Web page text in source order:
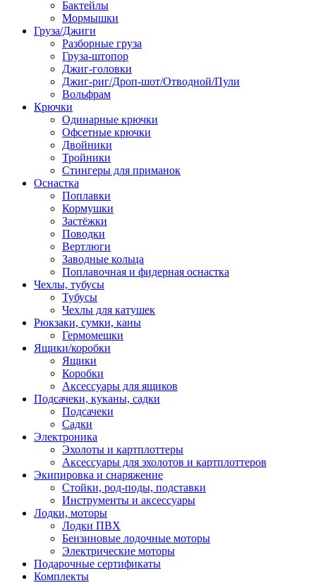
Бактейлы
Мормышки
Груза/Джиги
Разборные груза
Груза-штопор
Джиг-головки
Джиг-риг/Дроп-шот/Отводной/Пули
Вольфрам
Крючки
Одинарные крючки
Офсетные крючки
Двойники
Тройники
Стингеры для приманок
Оснастка
Поплавки
Кормушки
Застёжки
Поводки
Вертлюги
Заводные кольца
Поплавочная и фидерная оснастка
Чехлы, тубусы
Тубусы
Чехлы для катушек
Рюкзаки, сумки, каны
Гермомешки
Ящики/коробки
Ящики
Коробки
Аксессуары для ящиков
Подсачеки, куканы, садки
Подсачеки
Садки
Электроника
Эхолоты и картплоттеры
Аксессуары для эхолотов и картплоттеров
Экипировка и снаряжение
Стойки, род-поды, подставки
Инструменты и аксессуары
Лодки, моторы
Лодки ПВХ
Бензиновые лодочные моторы
Электрические моторы
Подарочные сертификаты
Комплекты